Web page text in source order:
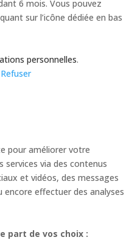
6 mois. Vous pouvez
sur l’icône dédiée en bas
personnelles.
pour améliorer votre
services via des contenus
et vidéos, des messages
effectuer des analyses
part de vos choix :